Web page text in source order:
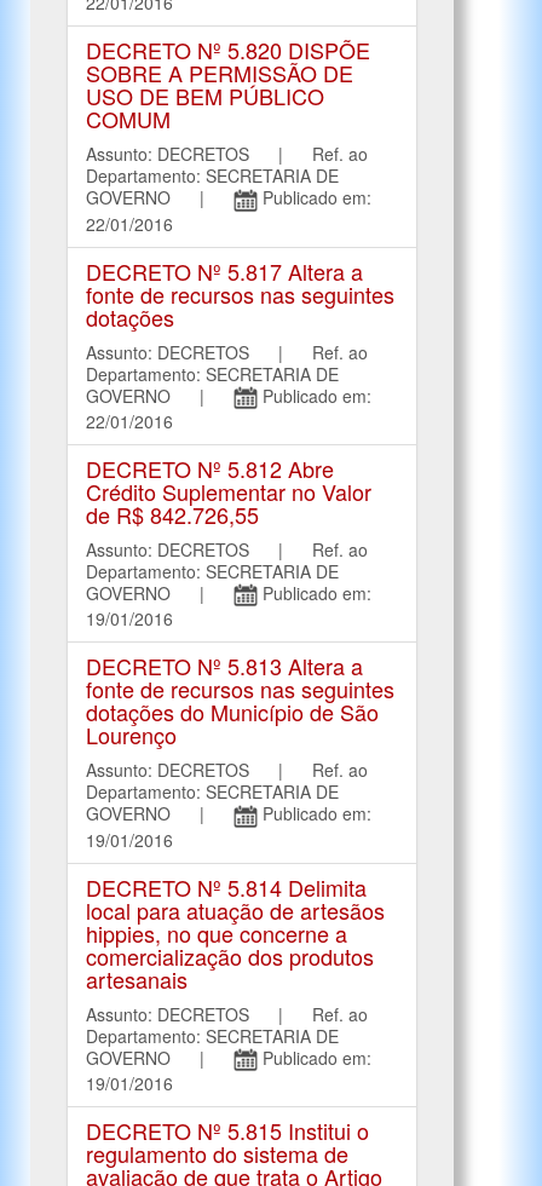
DECRETO Nº 5.820 DISPÕE
SOBRE A PERMISSÃO DE
USO DE BEM PÚBLICO
COMUM
Assunto: DECRETOS | Ref. ao
Departamento: SECRETARIA DE
GOVERNO |
Publicado em:
22/01/2016
DECRETO Nº 5.817 Altera a
fonte de recursos nas seguintes
dotações
Assunto: DECRETOS | Ref. ao
Departamento: SECRETARIA DE
GOVERNO |
Publicado em:
22/01/2016
DECRETO Nº 5.812 Abre
Crédito Suplementar no Valor
de R$ 842.726,55
Assunto: DECRETOS | Ref. ao
Departamento: SECRETARIA DE
GOVERNO |
Publicado em:
19/01/2016
DECRETO Nº 5.813 Altera a
fonte de recursos nas seguintes
dotações do Município de São
Lourenço
Assunto: DECRETOS | Ref. ao
Departamento: SECRETARIA DE
GOVERNO |
Publicado em:
19/01/2016
DECRETO Nº 5.814 Delimita
local para atuação de artesãos
hippies, no que concerne a
comercialização dos produtos
artesanais
Assunto: DECRETOS | Ref. ao
Departamento: SECRETARIA DE
GOVERNO |
Publicado em:
19/01/2016
DECRETO Nº 5.815 Institui o
regulamento do sistema de
avaliação de que trata o Artigo